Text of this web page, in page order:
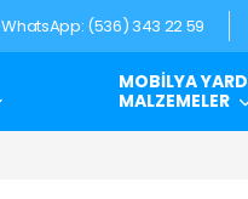
WhatsApp: (536) 343 22 59
MOBİLYA
MALZEMELER